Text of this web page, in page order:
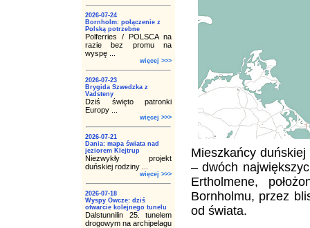
2026-07-24
Bornholm: połączenie z
Polską potrzebne
Polferries / POLSCA na
razie bez promu na
wyspę ...
więcej >>>
2026-07-23
Brygida Szwedzka z
Vadsteny
Dziś święto patronki
Europy ...
więcej >>>
2026-07-21
Dania: mapa świata nad
jeziorem Klejtrup
Niezwykły projekt
duńskiej rodziny ...
więcej >>>
2026-07-18
Wyspy Owcze: dziś
otwarcie kolejnego tunelu
Dalstunnilin 25. tunelem
drogowym na archipelagu
Mieszkańcy
– dwóch
Ertholmene,
Bornholmu, przez
od świata.